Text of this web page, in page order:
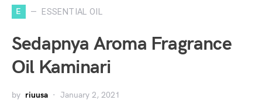
E ESSENTIAL OIL
Sedapnya Aroma Fragrance
Oil Kaminari
by riuusa January 2, 2021